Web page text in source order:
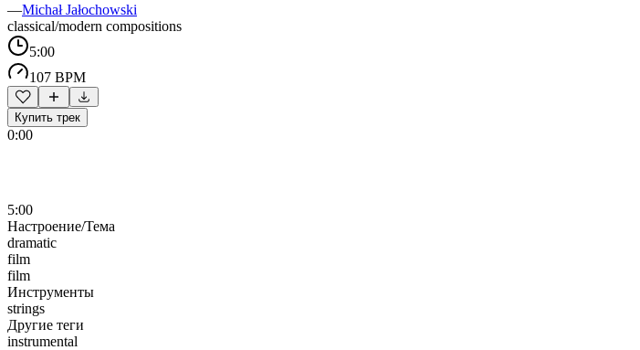
—Michał Jałochowski
classical/modern compositions
5:00
107 BPM
Купить трек
0:00
5:00
Настроение/Тема
dramatic
film
film
Инструменты
strings
Другие теги
instrumental